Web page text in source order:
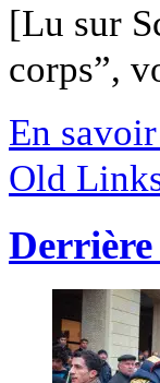
[Lu sur
corps”,
En
Old
Derrière